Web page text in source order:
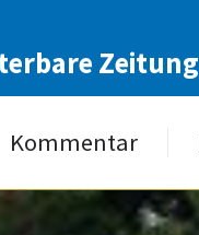
Zeitung
Kommentar